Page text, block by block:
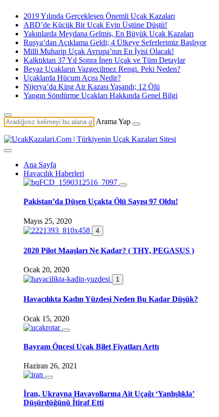
2019 Yılında Gerçekleşen Önemli Uçak Kazaları
ABD’de Küçük Bir Uçak Evin Üstüne Düştü!
Yakınlarda Meydana Gelmiş, En Büyük Uçak Kazaları
Rusya’dan Açıklama Geldi; 4 Ülkeye Seferlerimiz Başlıyor
Milli Muharip Uçak Avrupa’nın En İyisi Olacak!
Kalktıktan 37 Yıl Sonra İnen Uçak ve Tüm Detaylar
Beyaz Uçakların Vazgeçilmez Rengi. Peki Neden?
Uçaklarda Hücum Açısı Nedir?
Nijerya’da King Air Kazası Yaşandı; 12 Ölü
Yangın Söndürme Uçakları Hakkında Genel Bilgi
Arama Yap
Ana Sayfa
Havacılık Haberleri
Pakistan’da Düşen Uçakta Ölü Sayısı 97 Oldu!
Mayıs 25, 2020
4
2020 Pilot Maaşları Ne Kadar? ( THY, PEGASUS )
Ocak 20, 2020
1
Havacılıkta Kadın Yüzdesi Neden Bu Kadar Düşük?
Ocak 15, 2020
Bayram Öncesi Uçak Bilet Fiyatları Arttı
Haziran 26, 2021
İran, Ukrayna Havayollarına Ait Uçağı ‘Yanlışlıkla’
Düşürdüğünü İtiraf Etti